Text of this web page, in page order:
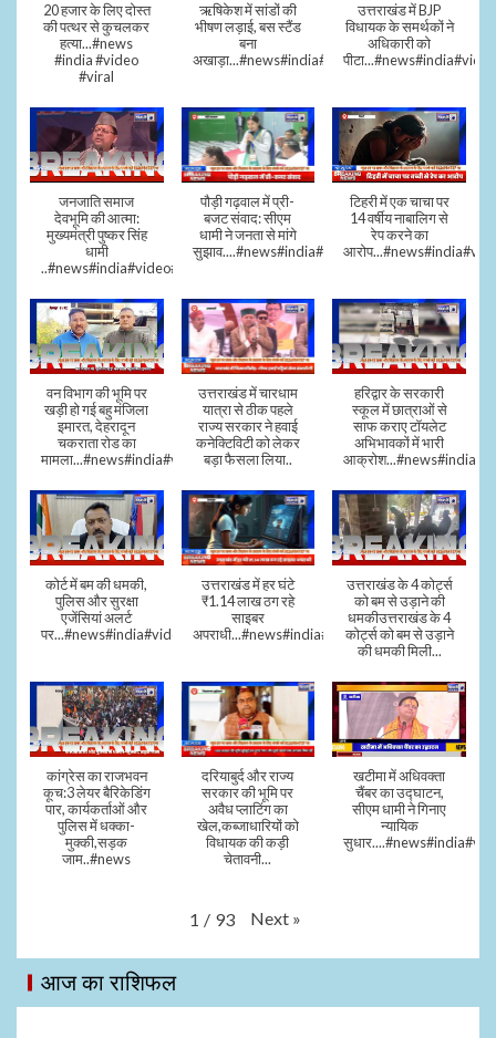
20 हजार के लिए दोस्त
की पत्थर से कुचलकर
हत्या...#news
#india #video
#viral
ऋषिकेश में सांडों की
भीषण लड़ाई, बस स्टैंड
बना
अखाड़ा...#news#india#video#viral
उत्तराखंड में BJP
विधायक के समर्थकों ने
अधिकारी को
जनजाति समाज
देवभूमि की आत्मा:
मुख्यमंत्री पुष्कर सिंह
धामी
..#news#india#video#viral
पौड़ी गढ़वाल में प्री-
बजट संवाद: सीएम
धामी ने जनता से मांगे
सुझाव....#news#india#video#viral
टिहरी में एक चाचा पर
14 वर्षीय नाबालिग से
रेप करने का
वन विभाग की भूमि पर
खड़ी हो गई बहु मंजिला
इमारत, देहरादून
चकराता रोड का
मामला...#news#india#video
उत्तराखंड में चारधाम
यात्रा से ठीक पहले
राज्य सरकार ने हवाई
कनेक्टिविटी को लेकर
बड़ा फैसला लिया..
हरिद्वार के सरकारी
स्कूल में छात्राओं से
साफ कराए टॉयलेट
अभिभावकों में भारी
आक्रोश...#news#india
कोर्ट में बम की धमकी,
पुलिस और सुरक्षा
एजेंसियां अलर्ट
पर...#news#india#video#viral
उत्तराखंड में हर घंटे
₹1.14 लाख ठग रहे
साइबर
अपराधी...#news#india#video#viral
उत्तराखंड के 4 कोर्ट्स
को बम से उड़ाने की
धमकीउत्तराखंड के 4
कोर्ट्स को बम से उड़ाने
की धमकी मिली...
कांग्रेस का राजभवन
कूच:3 लेयर बैरिकेडिंग
पार, कार्यकर्ताओं और
पुलिस में धक्का-
मुक्की,सड़क
जाम..#news
दरियाबुर्द और राज्य
सरकार की भूमि पर
अवैध प्लाटिंग का
खेल,कब्जाधारियों को
विधायक की कड़ी
चेतावनी...
खटीमा में अधिवक्ता
चैंबर का उद्घाटन,
सीएम धामी ने गिनाए
न्यायिक
1 / 93 Next »
आज का राशिफल